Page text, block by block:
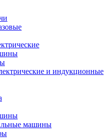
и индукционные
машины